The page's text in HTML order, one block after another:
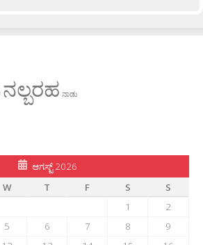
ನಲ್ಬರಹ ನಾಡು
ಆಗಸ್ಟ್ 2026
W T F S
S
1
2
5 6 7 8
9